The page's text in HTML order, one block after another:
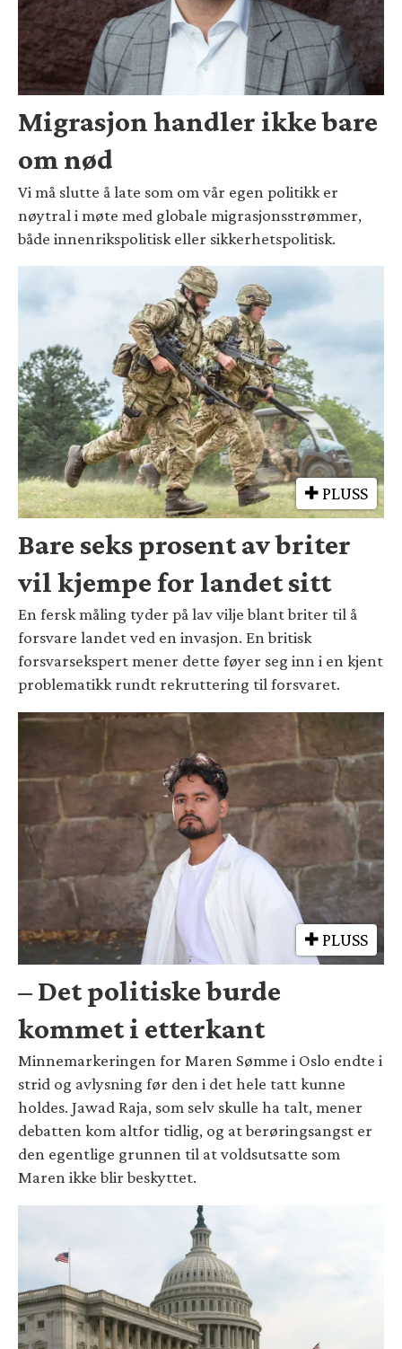
Migrasjon handler ikke bare
om nød
Vi må slutte å late som om vår egen politikk er
nøytral i møte med globale migrasjonsstrømmer,
både innenrikspolitisk eller sikkerhetspolitisk.
PLUSS
Bare seks prosent av briter
vil kjempe for landet sitt
En fersk måling tyder på lav vilje blant briter til å
forsvare landet ved en invasjon. En britisk
forsvarsekspert mener dette føyer seg inn i en kjent
problematikk rundt rekruttering til forsvaret.
PLUSS
– Det politiske burde
kommet i etterkant
Minnemarkeringen for Maren Sømme i Oslo endte i
strid og avlysning før den i det hele tatt kunne
holdes. Jawad Raja, som selv skulle ha talt, mener
debatten kom altfor tidlig, og at berøringsangst er
den egentlige grunnen til at voldsutsatte som
Maren ikke blir beskyttet.